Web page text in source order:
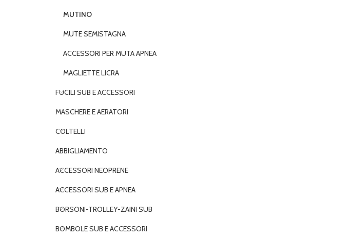
MUTINO
MUTE SEMISTAGNA
ACCESSORI PER MUTA APNEA
MAGLIETTE LICRA
FUCILI SUB E ACCESSORI
MASCHERE E AERATORI
COLTELLI
ABBIGLIAMENTO
ACCESSORI NEOPRENE
ACCESSORI SUB E APNEA
BORSONI-TROLLEY-ZAINI SUB
BOMBOLE SUB E ACCESSORI